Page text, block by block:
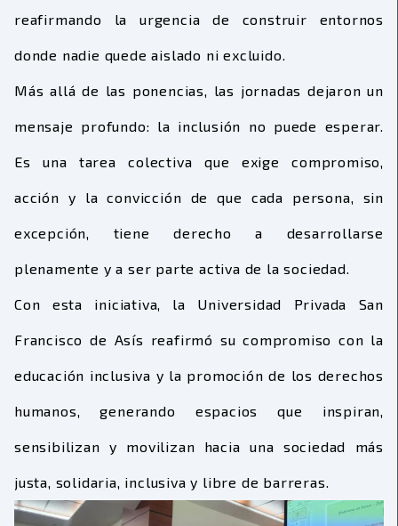
reafirmando la urgencia de construir entornos
donde nadie quede aislado ni excluido.
Más allá de las ponencias, las jornadas dejaron un
mensaje profundo: la inclusión no puede esperar.
Es una tarea colectiva que exige compromiso,
acción y la convicción de que cada persona, sin
excepción, tiene derecho a desarrollarse
plenamente y a ser parte activa de la sociedad.
Con esta iniciativa, la Universidad Privada San
Francisco de Asís reafirmó su compromiso con la
educación inclusiva y la promoción de los derechos
humanos, generando espacios que inspiran,
sensibilizan y movilizan hacia una sociedad más
justa, solidaria, inclusiva y libre de barreras.